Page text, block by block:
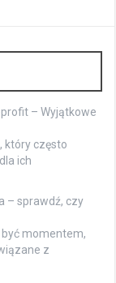
– Wyjątkowe
który często
ich
– sprawdź, czy
momentem,
z